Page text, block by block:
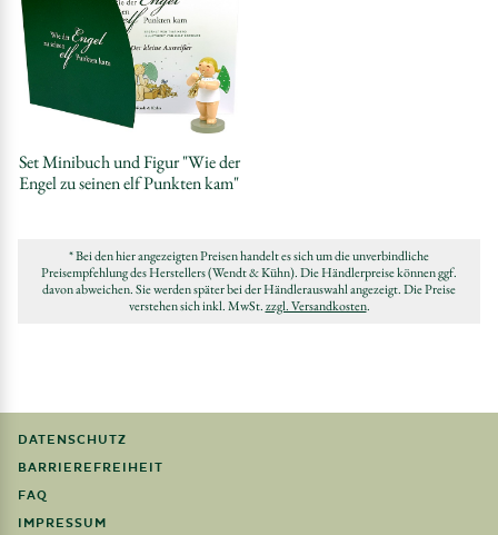
Set Minibuch und Figur "Wie der
Engel zu seinen elf Punkten kam"
* Bei den hier angezeigten Preisen handelt es sich um die unverbindliche
Preisempfehlung des Herstellers (Wendt & Kühn). Die Händlerpreise können ggf.
davon abweichen. Sie werden später bei der Händlerauswahl angezeigt. Die Preise
verstehen sich inkl. MwSt.zzgl. Versandkosten.
DATENSCHUTZ
BARRIEREFREIHEIT
FAQ
IMPRESSUM